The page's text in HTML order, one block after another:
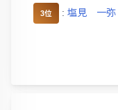
3位 : 塩見 一弥